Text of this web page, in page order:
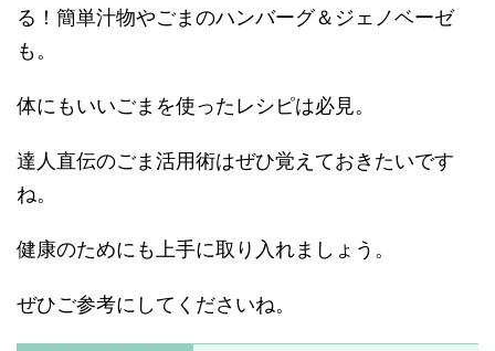
る！簡単汁物やごまのハンバーグ＆ジェノベーゼ
も。
体にもいいごまを使ったレシピは必見。
達人直伝のごま活用術はぜひ覚えておきたいです
ね。
健康のためにも上手に取り入れましょう。
ぜひご参考にしてくださいね。